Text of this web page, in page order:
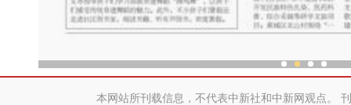
本网站所刊载信息，不代表中新社和中新网观点。